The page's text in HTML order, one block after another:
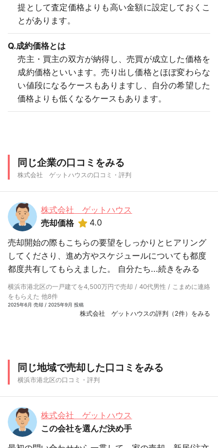
提として査定価格よりも高い金額に設定しておくこ
とがあります。
Q.成約価格とは
売主・買主の双方が納得し、売買が成立した価格を
成約価格といいます。売り出し価格とほぼ変わらな
い値段になるケースもありますし、自分の希望した
価格よりも低くなるケースもあります。
同じ企業の口コミをみる
株式会社 ゲットハウスの口コミ・評判
株式会社 ゲットハウス
売却価格
4.0
売却開始の際もこちらの要望をしっかりとヒアリング
してくださり、進め方やスケジュールについても都度
都度共有してもらえました。 自分たち...続きをみる
横浜市港北区の一戸建てを4,500万円で売却 / 40代男性 / こまめに連絡
をもらえた 他8件
2025年6月 売却 / 2025年9月 投稿
株式会社 ゲットハウスの評判（2件）をみる
同じ地域で売却した口コミをみる
横浜市港北区の口コミ・評判
株式会社 ゲットハウス
この会社を選んだ決め手